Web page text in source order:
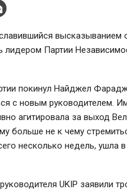
высказыванием
лидером Партии
покинул Найджел
с новым руководителем.
агитировала за выход
больше не к чему
несколько недель, ушла
UKIP заявили